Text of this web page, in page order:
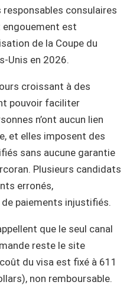
consulaires
engouement est
de la Coupe du
Unis en 2026.
croissant à des
pouvoir faciliter
n’ont aucun lien
et elles imposent des
sans aucune garantie
Plusieurs candidats
erronés,
paiements injustifiés.
que le seul canal
reste le site
du visa est fixé à 611
non remboursable.